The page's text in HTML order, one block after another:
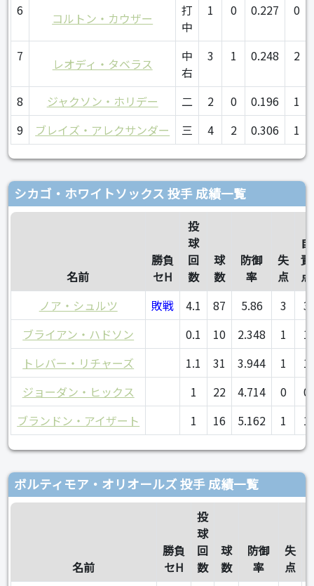
6
コルトン・カウザー
打
中
1 0 0.227 0
7 レオディ・タベラス
中
右
3 1 0.248 2
8 ジャクソン・ホリデー 二 2 0 0.196
1
9
ブレイズ・アレクサンダー 三 4 2 0.306 1
シカゴ・ホワイトソックス 投手 成績一覧
名前
勝負
セH
投
球
回
数
球
数
防御
率
失
点
自
責
点
ノア・シュルツ
敗戦 4.1 87 5.86 3
3
ブライアン・ハドソン
0.1 10 2.348 1
1
トレバー・リチャーズ
1.1 31 3.944 1
1
ジョーダン・ヒックス
1 22 4.714 0
0
ブランドン・アイザート
1 16 5.162 1 1
ボルティモア・オリオールズ 投手 成績一覧
名前
勝負
セH
投
球
回
数
球
数
防御
率
失
点